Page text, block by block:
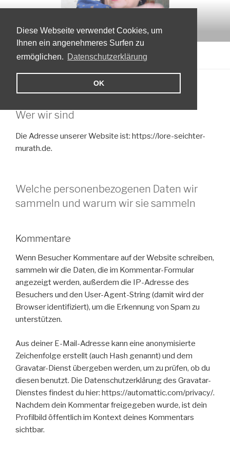
Diese Webseite verwendet Cookies, um
Ihnen ein angenehmeres Surfen zu
ermöglichen. Datenschutzerklärung
OK
springenTheatermacherin, Autorin, Schauspielerin
Menü
DATENSCHUTZERKLÄRUNG
Wer wir sind
Die Adresse unserer Website ist: https://lore-seichter-
murath.de.
Welche personenbezogenen Daten wir
sammeln und warum wir sie sammeln
Kommentare
Wenn Besucher Kommentare auf der Website schreiben,
sammeln wir die Daten, die im Kommentar-Formular
angezeigt werden, außerdem die IP-Adresse des
Besuchers und den User-Agent-String (damit wird der
Browser identifiziert), um die Erkennung von Spam zu
unterstützen.
Aus deiner E-Mail-Adresse kann eine anonymisierte
Zeichenfolge erstellt (auch Hash genannt) und dem
Gravatar-Dienst übergeben werden, um zu prüfen, ob du
diesen benutzt. Die Datenschutzerklärung des Gravatar-
Dienstes findest du hier: https://automattic.com/privacy/.
Nachdem dein Kommentar freigegeben wurde, ist dein
Profilbild öffentlich im Kontext deines Kommentars
sichtbar.